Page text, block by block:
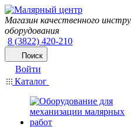
Магазин качественного
оборудования
8 (3822) 420-210
Поиск
Войти
Каталог